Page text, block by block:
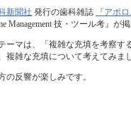
新聞社 発行の歯科雑誌
『アポ
Management 技・ツール考』が
ーマは、「複雑な充填を考察す
複雑な充填について考えてみま
の反響が楽しみです。